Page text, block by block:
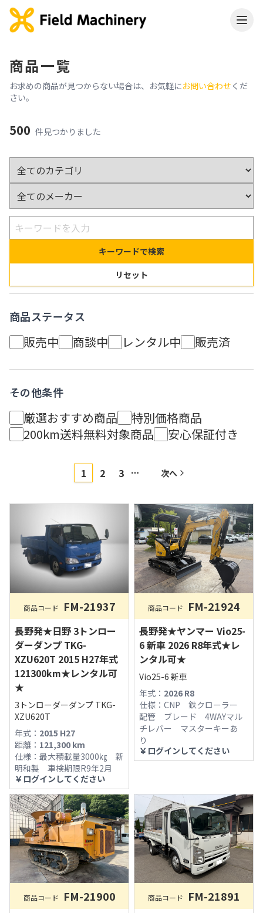
商品一覧
お求めの商品が見つからない場合は、お気軽にお問い合わせ くだ
さい。
500 件見つかりました
キーワードで検索
リセット
商品ステータス
販売中 商談中 レンタル中 販売済
その他条件
厳選おすすめ商品
特別価格商品
200km送料無料対象商品
安心保証付き
1 2 3 More pages
次へ
商品コード FM-21937
長野発★日野 3トンロー
ダーダンプ TKG-
XZU620T 2015 H27年式
121300km★レンタル可
★
3トンローダーダンプ TKG-
XZU620T
年式： 2015 H27
距離： 121,300 km
仕様： 最大積載量3000㎏ 新
明和製 車検期限R9年2月
￥ ログインしてください
商品コード FM-21924
長野発★ヤンマー Vio25-
6 新車 2026 R8年式★レ
ンタル可★
Vio25-6 新車
年式： 2026 R8
仕様： CNP 鉄クローラー
配管 ブレード 4WAYマル
チレバー マスターキーあ
り
￥ ログインしてください
商品コード FM-21900 商品コード FM-21891